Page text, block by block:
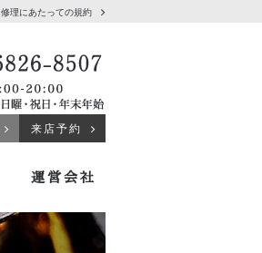
修理にあたっての規約
来店予約
運営会社